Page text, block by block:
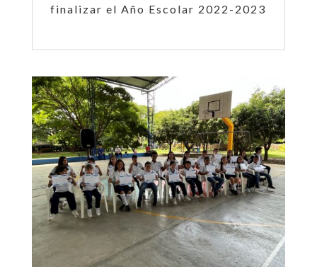
finalizar el Año Escolar 2022-2023